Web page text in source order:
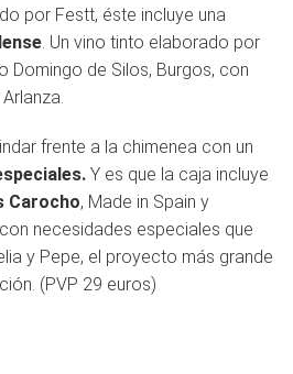
por Festt, éste incluye una
. Un vino tinto elaborado por
Domingo de Silos, Burgos, con
frente a la chimenea con un
Y es que la caja incluye
Carocho, Made in Spain y
necesidades especiales que
y Pepe, el proyecto más grande
(PVP 29 euros)